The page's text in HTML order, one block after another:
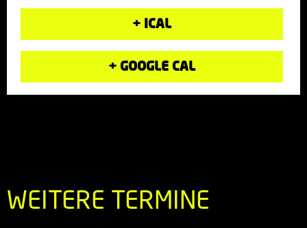
+ ICAL
+ GOOGLE CAL
WEITERE TERMINE